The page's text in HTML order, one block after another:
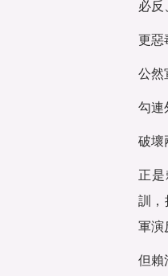
必反
更惡
公然
勾連
破壞
正
訓，
軍演
但賴